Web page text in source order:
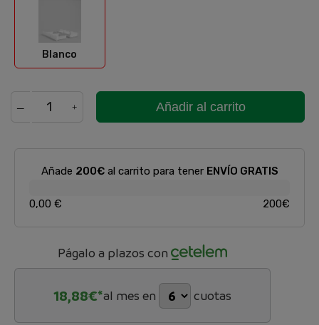
Blanco
Añadir al carrito
Añade 200€al carrito para tener ENVÍO GRATIS
0,00 € 200€
Págalo a plazos con
18,88€*al mes en cuotas